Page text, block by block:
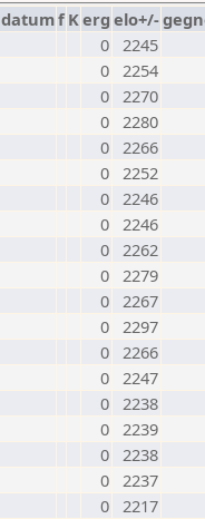
datumf Kerg elo+/-
0 2245
0 2254
0 2270
0 2280
0 2266
0 2252
0 2246
0 2246
0 2262
0 2279
0 2267
0 2297
0 2266
0 2247
0 2238
0 2239
0 2238
0 2237
0 2217